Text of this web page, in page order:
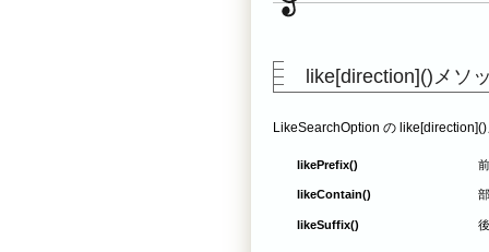
like[direction]()メソ
LikeSearchOption の
likePrefix()
likeContain()
likeSuffix()